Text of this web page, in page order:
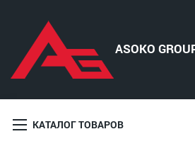
КАТАЛОГ ТОВАРОВ